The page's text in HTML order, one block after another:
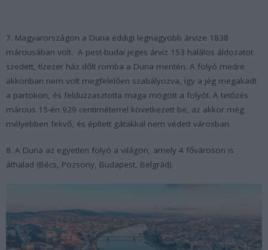
7. Magyarországon a Duna eddigi legnagyobb árvize 1838
márciusában volt. A pest-budai jeges árvíz 153 halálos áldozatot
szedett, tízezer ház dőlt romba a Duna mentén. A folyó medre
akkoriban nem volt megfelelően szabályozva, így a jég megakadt
a partokon, és felduzzasztotta maga mögött a folyót. A tetőzés
március 15-én 929 centiméterrel következett be, az akkor még
mélyebben fekvő, és épített gátakkal nem védett városban.
8. A Duna az egyetlen folyó a világon, amely 4 fővároson is
áthalad (Bécs, Pozsony, Budapest, Belgrád).